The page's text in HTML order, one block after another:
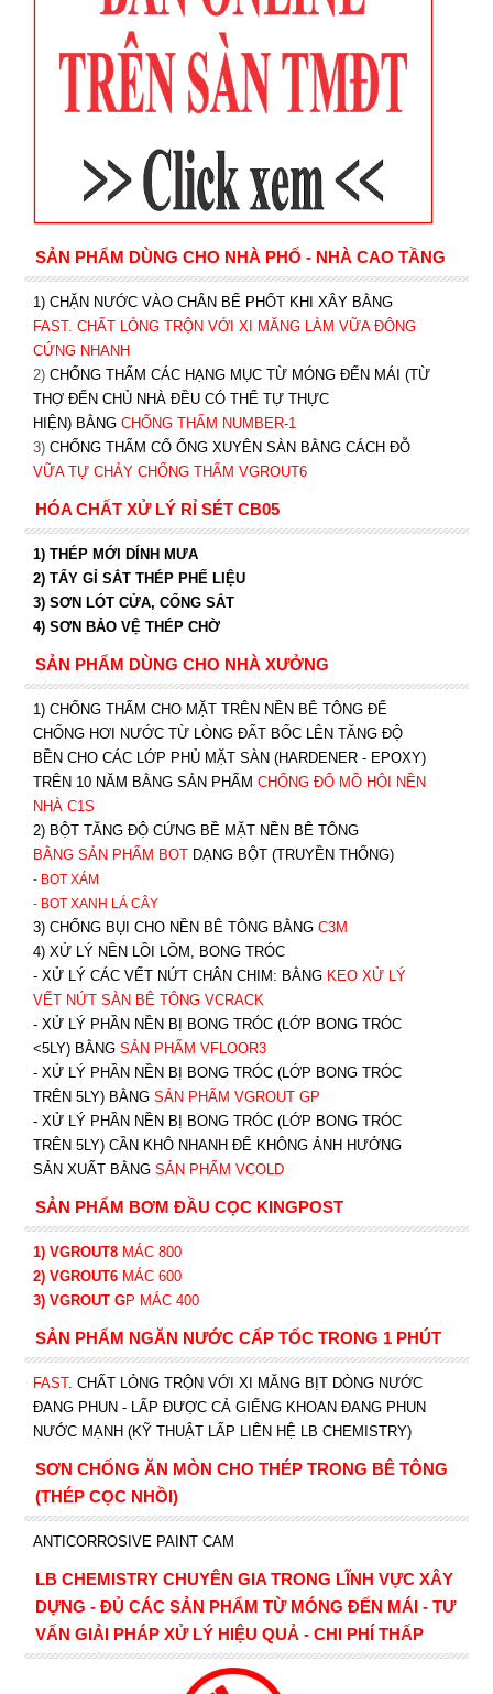
SẢN PHẨM DÙNG CHO NHÀ PHỐ - NHÀ CAO TẦNG
1) CHẶN NƯỚC VÀO CHÂN BỂ PHỐT KHI XÂY BẰNG
FAST. CHẤT LỎNG TRỘN VỚI XI MĂNG LÀM VỮA ĐÔNG
CỨNG NHANH
2) CHỐNG THẤM CÁC HẠNG MỤC TỪ MÓNG ĐẾN MÁI (TỪ
THỢ ĐẾN CHỦ NHÀ ĐỀU CÓ THỂ TỰ THỰC
HIỆN) BẰNG CHỐNG THẤM NUMBER-1
3) CHỐNG THẤM CỔ ỐNG XUYÊN SÀN BẰNG CÁCH ĐỖ
VỮA TỰ CHẢY CHỐNG THẤM VGROUT6
HÓA CHẤT XỬ LÝ RỈ SÉT CB05
1) THÉP MỚI DÍNH MƯA
2) TẨY GỈ SẮT THÉP PHẾ LIỆU
3) SƠN LÓT CỬA, CỔNG SẮT
4) SƠN BẢO VỆ THÉP CHỜ
SẢN PHẨM DÙNG CHO NHÀ XƯỞNG
1) CHỐNG THẤM CHO MẶT TRÊN NỀN BÊ TÔNG ĐỂ
CHỐNG HƠI NƯỚC TỪ LÒNG ĐẤT BỐC LÊN TĂNG ĐỘ
BỀN CHO CÁC LỚP PHỦ MẶT SÀN (HARDENER - EPOXY)
TRÊN 10 NĂM BẰNG SẢN PHẨM CHỐNG ĐỔ MỒ HÔI NỀN
NHÀ C1S
2) BỘT TĂNG ĐỘ CỨNG BỀ MẶT NỀN BÊ TÔNG
BẰNG SẢN PHẨM BOTDẠNG BỘT (TRUYỀN THỐNG)
- BOT XÁM
- BOT XANH LÁ CÂY
3) CHỐNG BỤI CHO NỀN BÊ TÔNG BẰNG C3M
4) XỬ LÝ NỀN LỒI LÕM, BONG TRÓC
- XỬ LÝ CÁC VẾT NỨT CHÂN CHIM: BẰNG KEO XỬ LÝ
VẾT NỨT SÀN BÊ TÔNG VCRACK
- XỬ LÝ PHẦN NỀN BỊ BONG TRÓC (LỚP BONG TRÓC
<5LY) BẰNG SẢN PHẨM VFLOOR3
- XỬ LÝ PHẦN NỀN BỊ BONG TRÓC (LỚP BONG TRÓC
TRÊN 5LY) BẰNG SẢN PHẨM VGROUT GP
- XỬ LÝ PHẦN NỀN BỊ BONG TRÓC (LỚP BONG TRÓC
TRÊN 5LY) CẦN KHÔ NHANH ĐỂ KHÔNG ẢNH HƯỞNG
SẢN XUẤT BẰNG SẢN PHẨM VCOLD
SẢN PHẨM BƠM ĐẦU CỌC KINGPOST
1) VGROUT8 MÁC 800
2) VGROUT6MÁC 600
3) VGROUT GP MÁC 400
SẢN PHẨM NGĂN NƯỚC CẤP TỐC TRONG 1 PHÚT
FAST. CHẤT LỎNG TRỘN VỚI XI MĂNG BỊT DÒNG NƯỚC
ĐANG PHUN - LẤP ĐƯỢC CẢ GIẾNG KHOAN ĐANG PHUN
NƯỚC MẠNH (KỸ THUẬT LẤP LIÊN HỆ LB CHEMISTRY)
SƠN CHỐNG ĂN MÒN CHO THÉP TRONG BÊ TÔNG
(THÉP CỌC NHỒI)
ANTICORROSIVE PAINT CAM
LB CHEMISTRY CHUYÊN GIA TRONG LĨNH VỰC XÂY
DỰNG - ĐỦ CÁC SẢN PHẨM TỪ MÓNG ĐẾN MÁI - TƯ
VẤN GIẢI PHÁP XỬ LÝ HIỆU QUẢ - CHI PHÍ THẤP